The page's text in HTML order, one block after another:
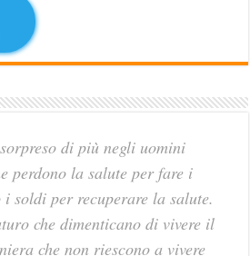
di più negli uomini
perdono la salute per fare i
soldi per recuperare la salute.
che dimenticano di vivere il
che non riescono a vivere